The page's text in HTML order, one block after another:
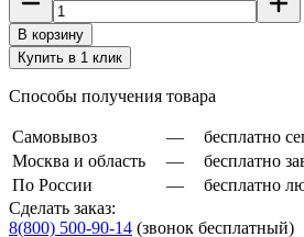
В корзину
Купить в 1 клик
Способы получения товара
Самовывоз —
бесплатно
Москва и область
—
бесплатно
По России
—
бесплатно
Сделать заказ:
8(800) 500-90-14 (звонок бесплатный)